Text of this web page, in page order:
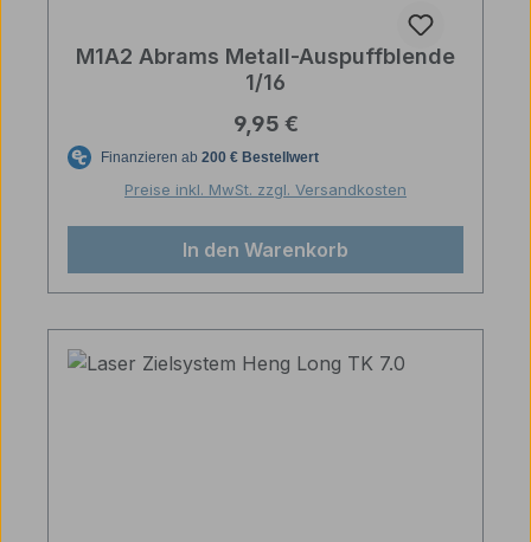
M1A2 Abrams Metall-Auspuffblende
1/16
Regulärer Preis:
9,95 €
Preise inkl. MwSt. zzgl. Versandkosten
In den Warenkorb